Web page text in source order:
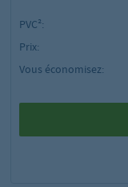
PVC²:
Prix:
Vous économisez: